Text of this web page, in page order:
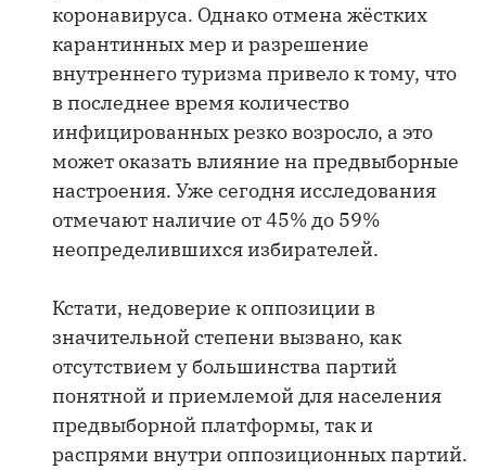
коронавируса. Однако отмена жёстких
карантинных мер и разрешение
внутреннего туризма привело к тому, что
в последнее время количество
инфицированных резко возросло, а это
может оказать влияние на предвыборные
настроения. Уже сегодня исследования
отмечают наличие от 45% до 59%
неопределившихся избирателей.
Кстати, недоверие к оппозиции в
значительной степени вызвано, как
отсутствием у большинства партий
понятной и приемлемой для населения
предвыборной платформы, так и
распрями внутри оппозиционных партий.